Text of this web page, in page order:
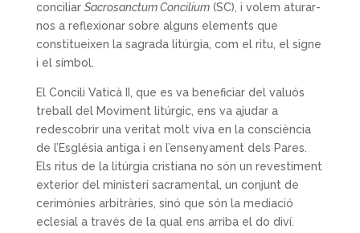
conciliar Sacrosanctum Concilium(SC), i volem aturar-
nos a reflexionar sobre alguns elements que
constitueixen la sagrada litúrgia, com el ritu, el signe
i el símbol.
El Concili Vaticà II, que es va beneficiar del valuós
treball del Moviment litúrgic, ens va ajudar a
redescobrir una veritat molt viva en la consciència
de l’Església antiga i en l’ensenyament dels Pares.
Els ritus de la litúrgia cristiana no són un revestiment
exterior del ministeri sacramental, un conjunt de
cerimònies arbitràries, sinó que són la mediació
eclesial a través de la qual ens arriba el do diví.